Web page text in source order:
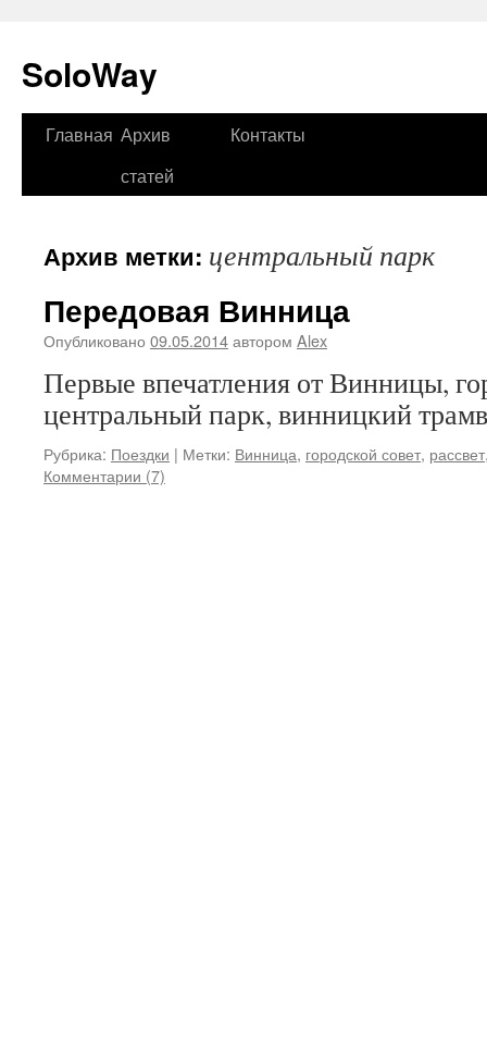
SoloWay
Перейти
Главная Архив
статей
Контакты
Архив метки: центральный парк
Передовая Винница
Опубликовано 09.05.2014автором Alex
Первые впечатления от Винницы,
центральный парк, винницкий
Рубрика: Поездки | Метки: Винница, городской совет, рассвет
Комментарии (7)